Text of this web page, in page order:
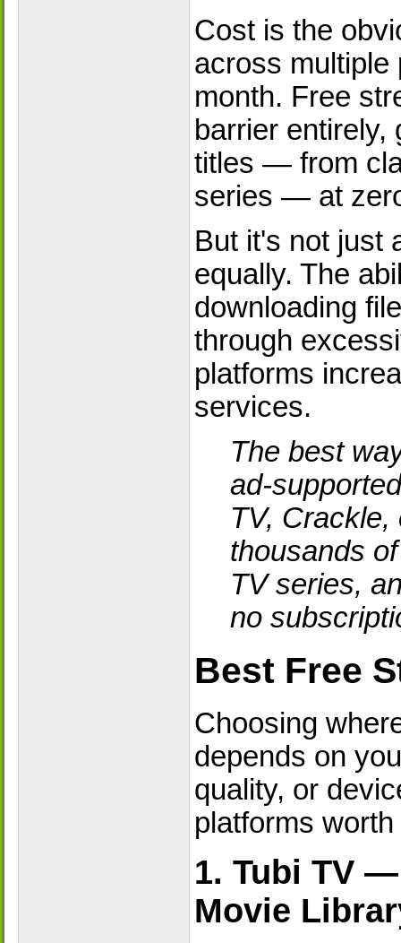
Cost is the
across multiple
month. Free
barrier
titles — from
series — at
But it's not just
equally. The
downloading
through
platforms
services.
The best
ad-
TV,
thousands
TV series,
no
Best Free
Choosing
depends on
quality, or
platforms
1. Tubi TV
Movie